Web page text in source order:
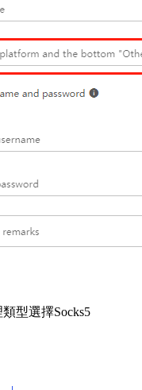
型選擇Socks5